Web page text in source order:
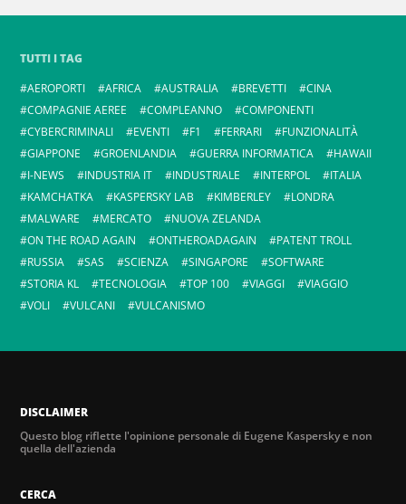
TUTTI I TAG
AEROPORTI
AFRICA AUSTRALIA BREVETTI
CINA
COMPAGNIE AEREE
COMPLEANNO
COMPONENTI
CYBERCRIMINALI
EVENTI F1 FERRARI
FUNZIONALITÀ
GIAPPONE
GROENLANDIA GUERRA INFORMATICA
HAWAII
I-NEWS
INDUSTRIA IT INDUSTRIALE INTERPOL
ITALIA
KAMCHATKA
KASPERSKY LAB KIMBERLEY
LONDRA
MALWARE
MERCATO
NUOVA ZELANDA
ON THE ROAD AGAIN
ONTHEROADAGAIN
PATENT TROLL
RUSSIA
SAS SCIENZA SINGAPORE
SOFTWARE
STORIA KL
TECNOLOGIA TOP 100 VIAGGI
VIAGGIO
VOLI
VULCANI VULCANISMO
DISCLAIMER
Questo blog riflette l'opinione personale di Eugene Kaspersky e non
quella dell'azienda
CERCA